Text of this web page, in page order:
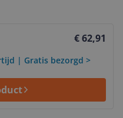
€ 62,91
| Gratis bezorgd >